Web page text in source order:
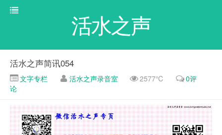
活水之声
活水之声简讯054
文字专栏 活水之声录音室 2577℃
0评
论